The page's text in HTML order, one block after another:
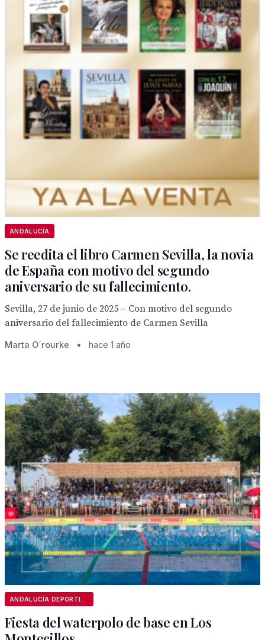
ANDALUCÍA
Se reedita el libro Carmen Sevilla, la novia
de España con motivo del segundo
aniversario de su fallecimiento.
Sevilla, 27 de junio de 2025 – Con motivo del segundo
aniversario del fallecimiento de Carmen Sevilla
Marta O´rourke • hace 1 año
Fiesta del waterpolo de base en Los